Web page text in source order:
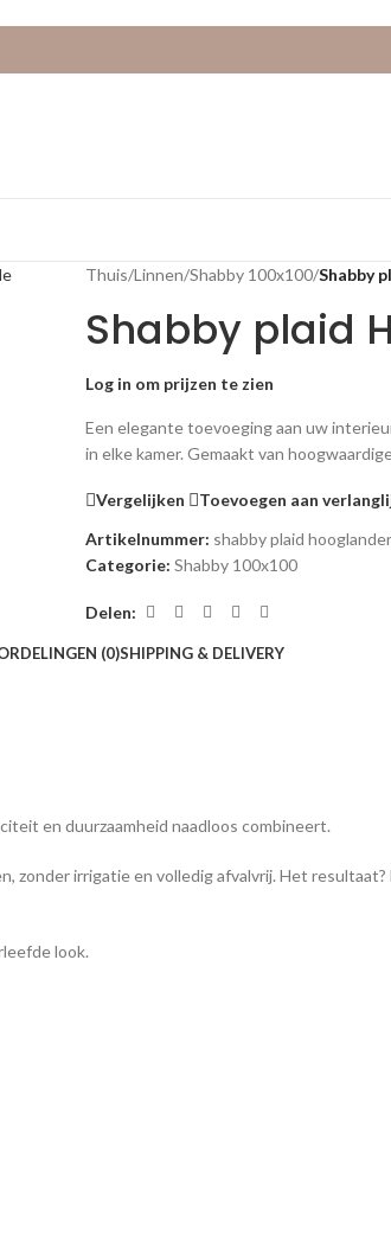
Thuis/Linnen/Shabby 100x100/Shabby
Shabby plaid
Log in om prijzen te zien
Een elegante toevoeging aan uw
in elke kamer. Gemaakt van
Vergelijken
Toevoegen aan
Artikelnummer: shabby plaid
Categorie: Shabby 100x100
Delen:
(0)SHIPPING & DELIVERY
en duurzaamheid naadloos combineert.
irrigatie en volledig afvalvrij. Het
look.